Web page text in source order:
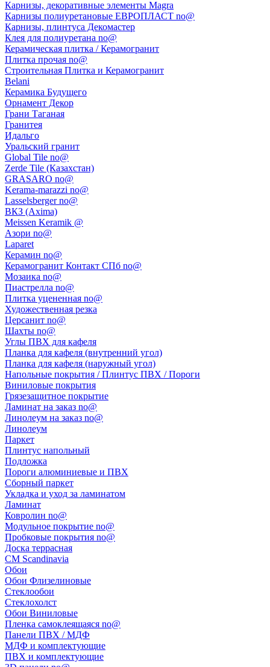
Карнизы, декоративные элементы Magra
Карнизы полиуретановые ЕВРОПЛАСТ no@
Карнизы, плинтуса Декомастер
Клея для полиуретана no@
Керамическая плитка / Керамогранит
Плитка прочая no@
Строительная Плитка и Керамогранит
Belani
Керамика Будущего
Орнамент Декор
Грани Таганая
Гранитея
Идальго
Уральский гранит
Global Tile no@
Zerde Tile (Казахстан)
GRASARO no@
Kerama-marazzi no@
Lasselsberger no@
ВКЗ (Axima)
Meissen Keramik @
Азори no@
Laparet
Керамин no@
Керамогранит Контакт СПб no@
Мозаика no@
Пиастрелла no@
Плитка уцененная no@
Художественная резка
Церсанит no@
Шахты no@
Углы ПВХ для кафеля
Планка для кафеля (внутренний угол)
Планка для кафеля (наружный угол)
Напольные покрытия / Плинтус ПВХ / Пороги
Виниловые покрытия
Грязезащитное покрытие
Ламинат на заказ no@
Линолеум на заказ no@
Линолеум
Паркет
Плинтус напольный
Подложка
Пороги алюминиевые и ПВХ
Сборный паркет
Укладка и уход за ламинатом
Ламинат
Ковролин no@
Модульное покрытие no@
Пробковые покрытия no@
Доска террасная
CM Scandinavia
Обои
Обои Флизелиновые
Стеклообои
Стеклохолст
Обои Виниловые
Пленка самоклеящаяся no@
Панели ПВХ / МДФ
МДФ и комплектующие
ПВХ и комплектующие